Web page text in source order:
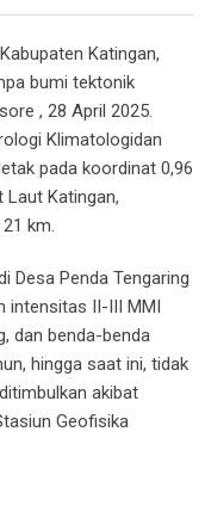
Katingan,
bumi tektonik
, 28 April 2025.
Klimatologidan
pada koordinat 0,96
Laut Katingan,
km.
Desa Penda Tengaring
intensitas II-III MMI
dan benda-benda
hingga saat ini, tidak
akibat
Geofisika